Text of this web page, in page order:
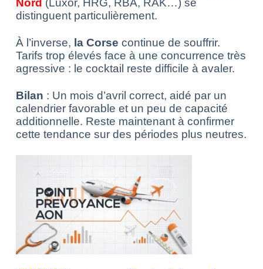
Nord (Luxor, HRG, RBA, RAK…) se
distinguent particulièrement.
À l’inverse, la Corse continue de souffrir.
Tarifs trop élevés face à une concurrence très
agressive : le cocktail reste difficile à avaler.
Bilan : Un mois d’avril correct, aidé par un
calendrier favorable et un peu de capacité
additionnelle. Reste maintenant à confirmer
cette tendance sur des périodes plus neutres.